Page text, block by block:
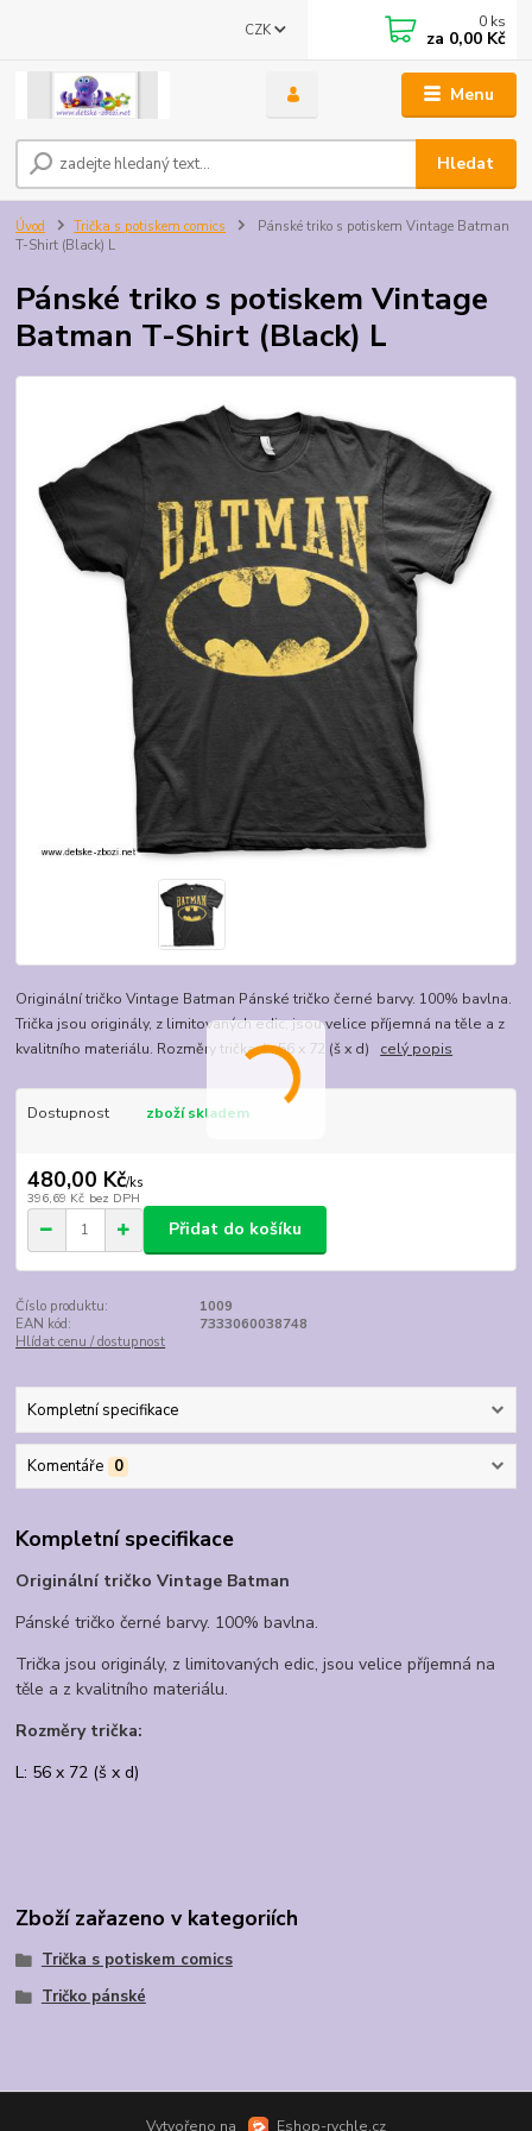
Menu
CZK
Hledat
0 ks
za 0,00 Kč
Úvod Trička s potiskem comics
Pánské triko s potiskem Vintage Batman
T-Shirt (Black) L
Pánské triko s potiskem Vintage
Batman T-Shirt (Black) L
Originální tričko Vintage Batman Pánské tričko černé barvy. 100% bavlna.
Trička jsou originály, z limitovaných edic, jsou velice příjemná na těle a z
kvalitního materiálu. Rozměry trička: L: 56 x 72 (š x d) celý popis
Dostupnost zboží skladem
480,00 Kč/ks
396,69 Kč bez DPH
Přidat do košíku
Číslo produktu:
1009
EAN kód:
7333060038748
Hlídat cenu / dostupnost
Kompletní specifikace
Komentáře 0
Kompletní specifikace
Originální tričko Vintage Batman
Pánské tričko černé barvy. 100% bavlna.
Trička jsou originály, z limitovaných edic, jsou velice příjemná na
těle a z kvalitního materiálu.
Rozměry trička:
L: 56 x 72 (š x d)
Zboží zařazeno v kategoriích
Trička s potiskem comics
Tričko pánské
Vytvořeno na Eshop-rychle.cz